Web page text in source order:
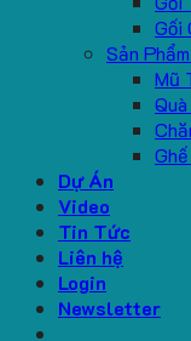
Gối
Sản
Mũ
Dự Án
Video
Tin Tức
Liên hệ
Login
Newsletter